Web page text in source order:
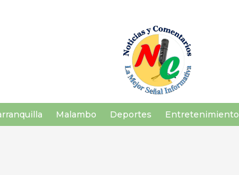
Malambo Deportes Entretenimiento